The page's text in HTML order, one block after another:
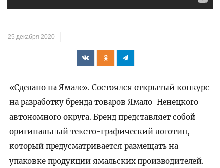
25 декабря 2020
«Сделано на Ямале». Состоялся открытый конкурс
на разработку бренда товаров Ямало-Ненецкого
автономного округа. Бренд представляет собой
оригинальный тексто-графический логотип,
который предусматривается размещать на
упаковке продукции ямальских производителей.